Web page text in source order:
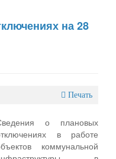
на 28
Печать
о плановых
в работе
коммунальной